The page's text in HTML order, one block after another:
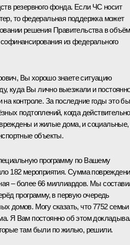
резервного фонда. Если ЧС носит
то федеральная поддержка может
решения Правительства в
из федерального
Вы хорошо знаете ситуацию
куда Вы лично выезжали и
на контроле. За последние годы это
подтоплений, когда действительно
и жилые дома, и социальные,
объекты.
программу по Вашему
182 мероприятия. Сумма
– более 66 миллиардов. Мы
программу, в первую очередь
домов. Могу сказать, что 7752 семьи
Я Вам постоянно об этом
там были по жилью, решили.